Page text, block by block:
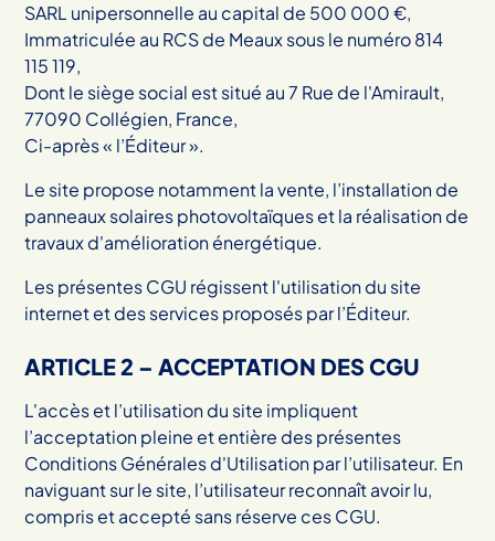
SARL unipersonnelle au capital de 500 000 €,
Immatriculée au RCS de Meaux sous le numéro 814
115 119,
Dont le siège social est situé au 7 Rue de l'Amirault,
77090 Collégien, France,
Ci-après « l’Éditeur ».
Le site propose notamment la vente, l’installation de
panneaux solaires photovoltaïques et la réalisation de
travaux d'amélioration énergétique.
Les présentes CGU régissent l'utilisation du site
internet et des services proposés par l’Éditeur.
ARTICLE 2 – ACCEPTATION DES CGU
L'accès et l’utilisation du site impliquent
l’acceptation pleine et entière des présentes
Conditions Générales d'Utilisation par l’utilisateur. En
naviguant sur le site, l’utilisateur reconnaît avoir lu,
compris et accepté sans réserve ces CGU.